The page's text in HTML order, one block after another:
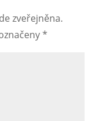
zveřejněna.
*